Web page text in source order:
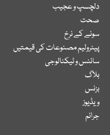
دلچسپ و عجیب
صحت
سونے کے نرخ
پیٹرولیم مصنوعات کی قیمتیں
سائنس و ٹیکنالوجی
بلاگ
بزنس
ویڈیوز
جرائم